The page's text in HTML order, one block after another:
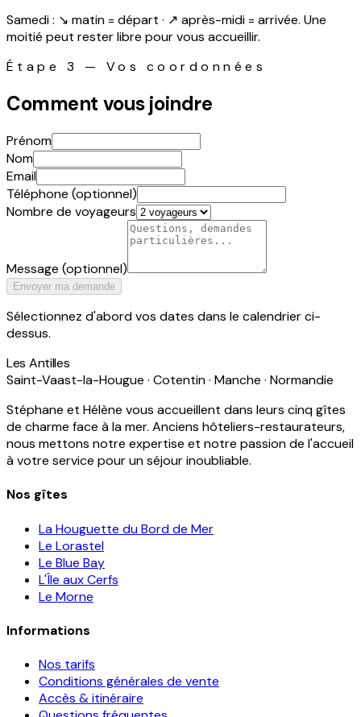
Samedi : ↘ matin = départ · ↗ après-midi = arrivée. Une
moitié peut rester libre pour vous accueillir.
Étape 3 — Vos coordonnées
Comment vous joindre
Prénom
Nom
Email
Téléphone (optionnel)
Nombre de voyageurs
Message (optionnel)
Envoyer ma demande
Sélectionnez d'abord vos dates dans le calendrier ci-
dessus.
Les Antilles
Saint-Vaast-la-Hougue · Cotentin · Manche · Normandie
Stéphane et Hélène vous accueillent dans leurs cinq gîtes
de charme face à la mer. Anciens hôteliers-restaurateurs,
nous mettons notre expertise et notre passion de l'accueil
à votre service pour un séjour inoubliable.
Nos gîtes
La Houguette du Bord de Mer
Le Lorastel
Le Blue Bay
L'Île aux Cerfs
Le Morne
Informations
Nos tarifs
Conditions générales de vente
Accès & itinéraire